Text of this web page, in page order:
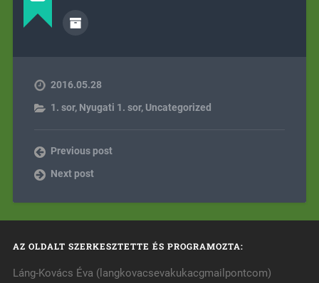
2016.05.28
1. sor, Nyugati 1. sor, Uncategorized
Previous post
Next post
AZ OLDALT SZERKESZTETTE ÉS PROGRAMOZTA:
Láng-Kovács Éva (langkovacsevakukacgmailpontcom)